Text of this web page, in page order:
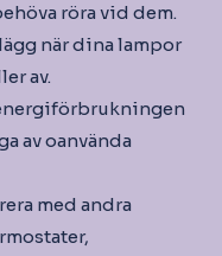
röra vid dem.
när dina lampor
av.
av oanvända
med andra